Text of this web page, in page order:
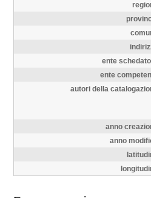
ente
ente
autori della
anno
anno